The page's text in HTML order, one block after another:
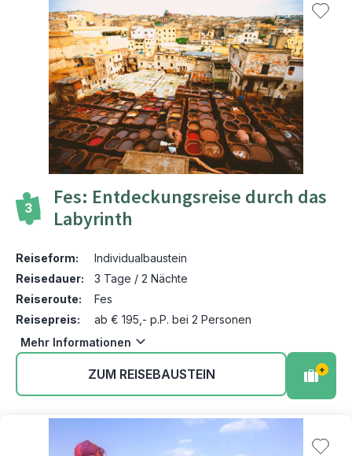
3
Fes: Entdeckungsreise durch das
Labyrinth
Reiseform:
Individualbaustein
Reisedauer:
3 Tage / 2 Nächte
Reiseroute:
Fes
Reisepreis:
ab € 195,- p.P. bei 2 Personen
Mehr Informationen
ZUM REISEBAUSTEIN +